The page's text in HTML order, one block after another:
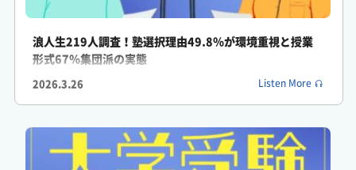
ふみか: そう、そこが大きな誤解を生みやすいポイントなんで
す。
ふみか: どれだけ優れた機材、つまり質の高い授業という強力な
れになっちゃうってことか。
浪人生219人調査！塾選択理由49.8％が環境重視と授業
形式67％集団派の実態
2026.3.26 Listen More